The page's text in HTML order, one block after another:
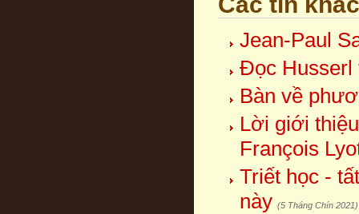
Jean-Paul
Đọc Husserl
Bàn về
Lời giới
François
Triết học -
này (5 Tháng Chín 2021)